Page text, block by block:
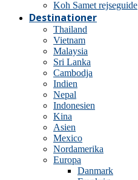
Koh Samet rejseguide
Destinationer
Thailand
Vietnam
Malaysia
Sri Lanka
Cambodja
Indien
Nepal
Indonesien
Kina
Asien
Mexico
Nordamerika
Europa
Danmark